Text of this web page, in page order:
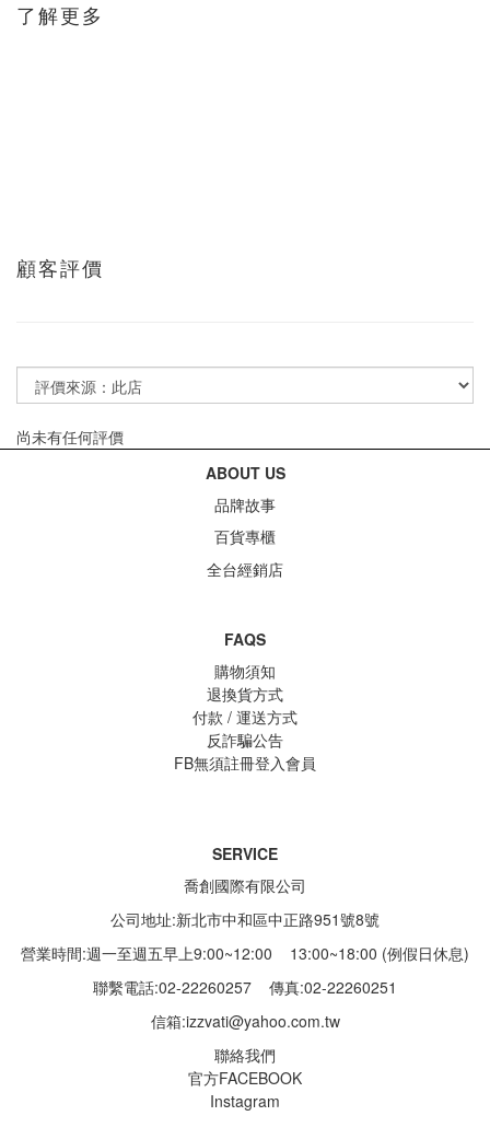
了解更多
顧客評價
尚未有任何評價
ABOUT US
品牌故事
百貨專櫃
全台經銷店
FAQS
購物須知
退換貨方式
付款 / 運送方式
反詐騙公告
FB無須註冊登入會員
SERVICE
喬創國際有限公司
公司地址:新北市中和區中正路951號8號
營業時間:週一至週五早上9:00~12:00 13:00~18:00 (例假日休息)
聯繫電話:02-22260257 傳真:02-22260251
信箱:izzvati@yahoo.com.tw
聯絡我們
官方FACEBOOK
Instagram